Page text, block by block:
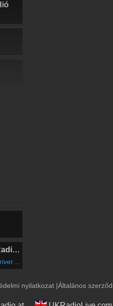
Extravadance - Radio Energy
nyilatkozat |Általános